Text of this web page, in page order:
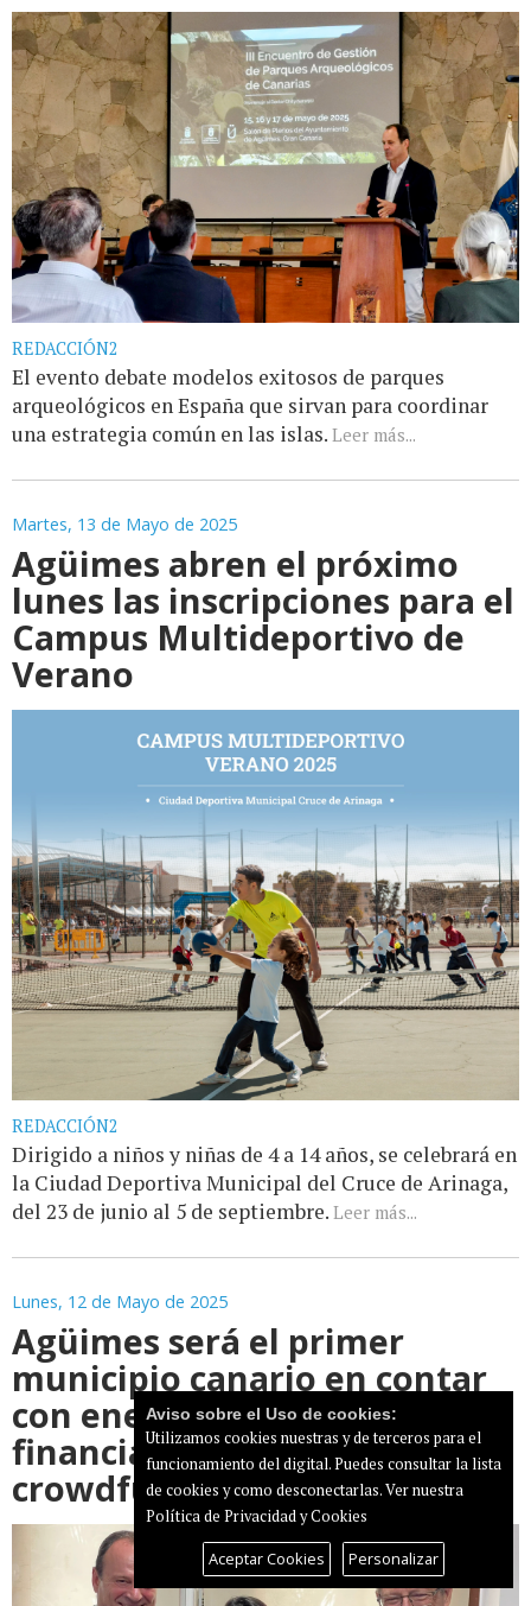
REDACCIÓN2
El evento debate modelos exitosos de parques
arqueológicos en España que sirvan para coordinar
una estrategia común en las islas. Leer más...
Martes, 13 de Mayo de 2025
Agüimes abren el próximo
lunes las inscripciones para el
Campus Multideportivo de
Verano
REDACCIÓN2
Dirigido a niños y niñas de 4 a 14 años, se celebrará en
la Ciudad Deportiva Municipal del Cruce de Arinaga,
del 23 de junio al 5 de septiembre. Leer más...
Lunes, 12 de Mayo de 2025
Agüimes será el primer
municipio canario en contar
con energías renovables
financiadas con
crowdfunding
Aviso sobre el Uso de cookies:
Utilizamos cookies nuestras y de terceros para el
funcionamiento del digital. Puedes consultar la lista
de cookies y como desconectarlas.Ver nuestra
Política de Privacidad y Cookies
Aceptar Cookies Personalizar